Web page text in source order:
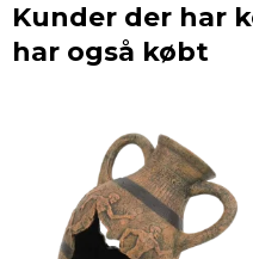
Kunder der har
har også købt